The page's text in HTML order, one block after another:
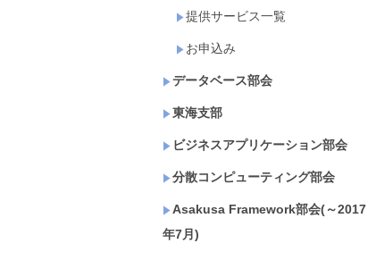
提供サービス一覧
お申込み
データベース部会
東海支部
ビジネスアプリケーション部会
分散コンピューティング部会
Asakusa Framework部会(～2017
年7月)